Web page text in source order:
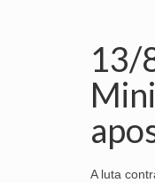
13/
A luta